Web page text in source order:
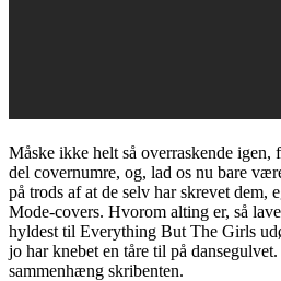
Måske ikke helt så overraskende igen,
del covernumre, og, lad os nu bare
på trods af at de selv har skrevet dem,
Mode-covers. Hvorom alting er, så
hyldest til Everything But The Girls
jo har knebet en tåre til på
sammenhæng skribenten.